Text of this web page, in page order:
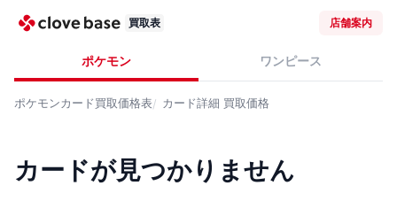
買取表 店舗案内
ポケモン ワンピース
ポケモンカード買取価格表 カード詳細 買取価格
カードが見つかりません